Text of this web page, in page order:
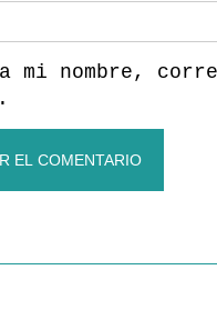
mi nombre,